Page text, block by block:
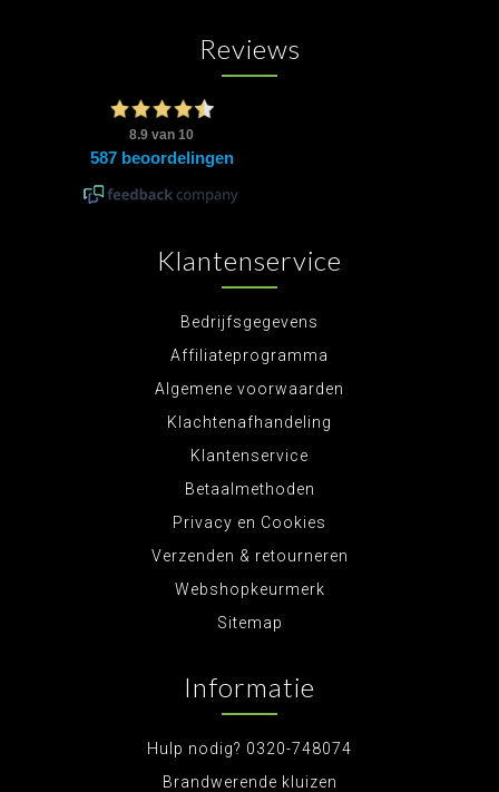
Reviews
Klantenservice
Bedrijfsgegevens
Affiliateprogramma
Algemene voorwaarden
Klachtenafhandeling
Klantenservice
Betaalmethoden
Privacy en Cookies
Verzenden & retourneren
Webshopkeurmerk
Sitemap
Informatie
Hulp nodig? 0320-748074
Brandwerende kluizen